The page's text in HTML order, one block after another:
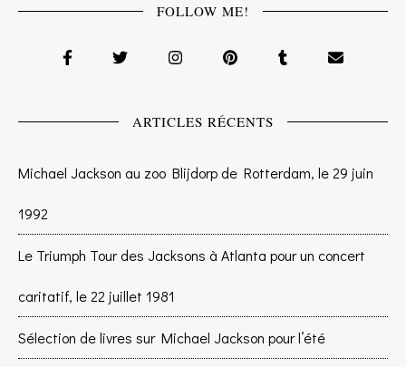
FOLLOW ME!
ARTICLES RÉCENTS
Michael Jackson au zoo Blijdorp de Rotterdam, le 29 juin
1992
Le Triumph Tour des Jacksons à Atlanta pour un concert
caritatif, le 22 juillet 1981
Sélection de livres sur Michael Jackson pour l’été